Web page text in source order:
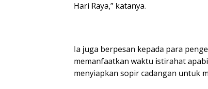
Hari Raya,” katanya.
Ia juga berpesan kepada para
memanfaatkan waktu istirahat
menyiapkan sopir cadangan untuk